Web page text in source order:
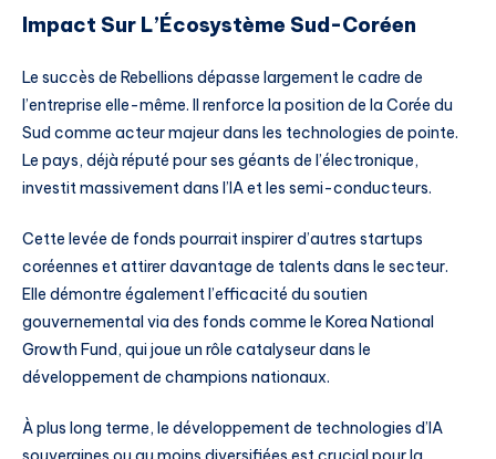
Impact Sur L’Écosystème Sud-Coréen
Le succès de Rebellions dépasse largement le cadre de
l’entreprise elle-même. Il renforce la position de la Corée du
Sud comme acteur majeur dans les technologies de pointe.
Le pays, déjà réputé pour ses géants de l’électronique,
investit massivement dans l’IA et les semi-conducteurs.
Cette levée de fonds pourrait inspirer d’autres startups
coréennes et attirer davantage de talents dans le secteur.
Elle démontre également l’efficacité du soutien
gouvernemental via des fonds comme le Korea National
Growth Fund, qui joue un rôle catalyseur dans le
développement de champions nationaux.
À plus long terme, le développement de technologies d’IA